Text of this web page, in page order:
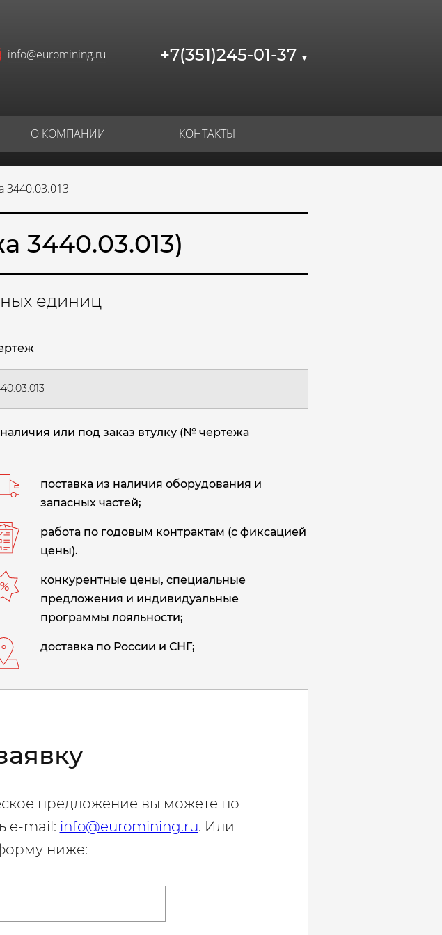
info@euromining.ru +7(351)245-01-37 ▼
О КОМПАНИИ КОНТАКТЫ
3440.03.013
3440.03.013)
единиц
или под заказ втулку (№ чертежа
поставка из наличия оборудования и
запасных частей;
работа по годовым контрактам (с фиксацией
цены).
конкурентные цены, специальные
предложения и индивидуальные
программы лояльности;
доставка по России и СНГ;
предложение вы можете по
e-mail: info@euromining.ru. Или
ниже: